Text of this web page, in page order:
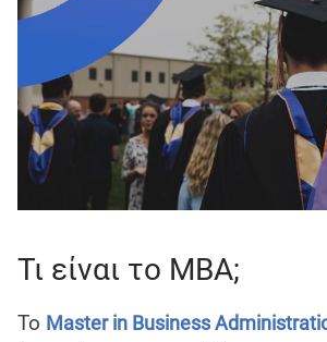
Τι είναι το MBA;
Το Master in Business